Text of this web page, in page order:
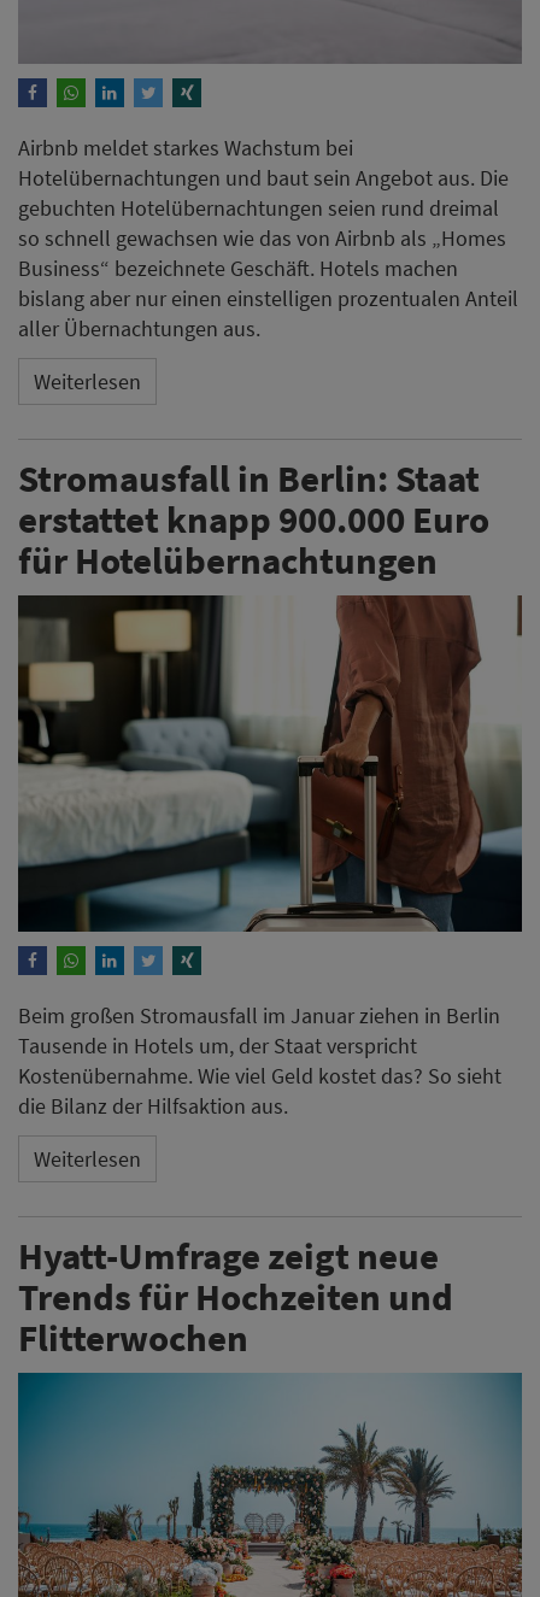
Airbnb meldet starkes Wachstum bei
Hotelübernachtungen und baut sein Angebot aus. Die
gebuchten Hotelübernachtungen seien rund dreimal
so schnell gewachsen wie das von Airbnb als „Homes
Business“ bezeichnete Geschäft. Hotels machen
bislang aber nur einen einstelligen prozentualen Anteil
aller Übernachtungen aus.
Weiterlesen
Stromausfall in Berlin: Staat
erstattet knapp 900.000 Euro
für Hotelübernachtungen
Beim großen Stromausfall im Januar ziehen in Berlin
Tausende in Hotels um, der Staat verspricht
Kostenübernahme. Wie viel Geld kostet das? So sieht
die Bilanz der Hilfsaktion aus.
Weiterlesen
Hyatt-Umfrage zeigt neue
Trends für Hochzeiten und
Flitterwochen